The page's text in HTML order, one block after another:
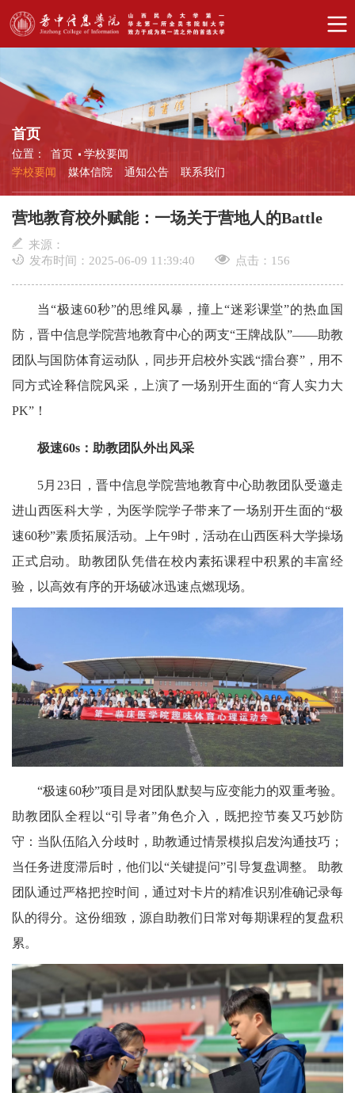
首页
位置： 首页
学校要闻
学校要闻
媒体信院 通知公告 联系我们
营地教育校外赋能：一场关于营地人的Battle
来源：
发布时间：2025-06-09 11:39:40
点击： 156
当“极速60秒”的思维风暴，撞上“迷彩课堂”的热血国
防，晋中信息学院营地教育中心的两支“王牌战队”——助教
团队与国防体育运动队，同步开启校外实践“擂台赛”，用不
同方式诠释信院风采，上演了一场别开生面的“育人实力大
PK”！
极速60s：助教团队外出风采
5月23日，晋中信息学院营地教育中心助教团队受邀走
进山西医科大学，为医学院学子带来了一场别开生面的“极
速60秒”素质拓展活动。上午9时，活动在山西医科大学操场
正式启动。助教团队凭借在校内素拓课程中积累的丰富经
验，以高效有序的开场破冰迅速点燃现场。
“极速60秒”项目是对团队默契与应变能力的双重考验。
助教团队全程以“引导者”角色介入，既把控节奏又巧妙防
守：当队伍陷入分歧时，助教通过情景模拟启发沟通技巧；
当任务进度滞后时，他们以“关键提问”引导复盘调整。 助教
团队通过严格把控时间，通过对卡片的精准识别准确记录每
队的得分。这份细致，源自助教们日常对每期课程的复盘积
累。